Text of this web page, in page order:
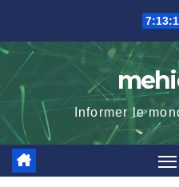
content
Informer le